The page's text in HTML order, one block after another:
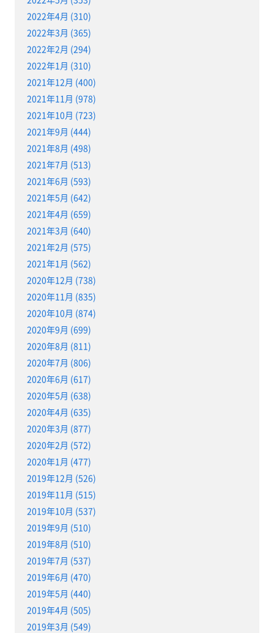
2022年4月 (310)
2022年3月 (365)
2022年2月 (294)
2022年1月 (310)
2021年12月 (400)
2021年11月 (978)
2021年10月 (723)
2021年9月 (444)
2021年8月 (498)
2021年7月 (513)
2021年6月 (593)
2021年5月 (642)
2021年4月 (659)
2021年3月 (640)
2021年2月 (575)
2021年1月 (562)
2020年12月 (738)
2020年11月 (835)
2020年10月 (874)
2020年9月 (699)
2020年8月 (811)
2020年7月 (806)
2020年6月 (617)
2020年5月 (638)
2020年4月 (635)
2020年3月 (877)
2020年2月 (572)
2020年1月 (477)
2019年12月 (526)
2019年11月 (515)
2019年10月 (537)
2019年9月 (510)
2019年8月 (510)
2019年7月 (537)
2019年6月 (470)
2019年5月 (440)
2019年4月 (505)
2019年3月 (549)